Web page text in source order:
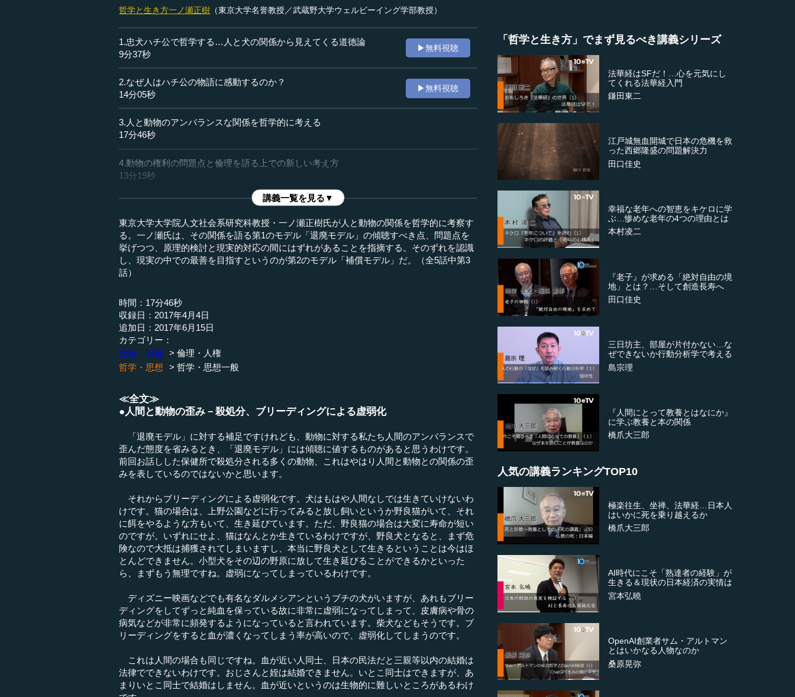
哲学と生き方一ノ瀬正樹 （東京大学名誉教授／武蔵野大学ウェルビーイング学部教授）
1.忠犬ハチ公で哲学する…人と犬の関係から見えてくる道徳論
9分37秒
▶無料視聴
2.なぜ人はハチ公の物語に感動するのか？
14分05秒
▶無料視聴
3.人と動物のアンバランスな関係を哲学的に考える
17分46秒
4.動物の権利の問題点と倫理を語る上での新しい考え方
13分19秒
講義一覧を見る▼
東京大学大学院人文社会系研究科教授・一ノ瀬正樹氏が人と動物の関係を哲学的に考察す
る。一ノ瀬氏は、その関係を語る第1のモデル「退廃モデル」の傾聴すべき点、問題点を
挙げつつ、原理的検討と現実的対応の間にはずれがあることを指摘する。そのずれを認識
し、現実の中での最善を目指すというのが第2のモデル「補償モデル」だ。（全5話中第3
話）
時間：17分46秒
収録日：2017年4月4日
追加日：2017年6月15日
カテゴリー：
社会・福祉
倫理・人権
哲学・思想
哲学・思想一般
≪全文≫
●人間と動物の歪み－殺処分、ブリーディングによる虚弱化
「退廃モデル」に対する補足ですけれども、動物に対する私たち人間のアンバランスで
歪んだ態度を省みるとき、「退廃モデル」には傾聴に値するものがあると思うわけです。
前回お話しした保健所で殺処分される多くの動物、これはやはり人間と動物との関係の歪
みを表しているのではないかと思います。
それからブリーディングによる虚弱化です。犬はもはや人間なしでは生きていけないわ
けです。猫の場合は、上野公園などに行ってみると放し飼いというか野良猫がいて、それ
に餌をやるような方もいて、生き延びています。ただ、野良猫の場合は大変に寿命が短い
のですが。いずれにせよ、猫はなんとか生きているわけですが、野良犬となると、まず危
険なので大抵は捕獲されてしまいますし、本当に野良犬として生きるということは今はほ
とんどできません。小型犬をその辺の野原に放して生き延びることができるかといった
ら、まずもう無理ですね。虚弱になってしまっているわけです。
ディズニー映画などでも有名なダルメシアンというブチの犬がいますが、あれもブリー
ディングをしてずっと純血を保っている故に非常に虚弱になってしまって、皮膚病や骨の
病気などが非常に頻発するようになっていると言われています。柴犬などもそうです。ブ
リーディングをすると血が濃くなってしまう率が高いので、虚弱化してしまうのです。
これは人間の場合も同じですね。血が近い人同士、日本の民法だと三親等以内の結婚は
法律でできないわけです。おじさんと姪は結婚できません。いとこ同士はできますが、あ
まりいとこ同士で結婚はしません。血が近いというのは生物的に難しいところがあるわけ
「哲学と生き方」でまず見るべき講義シリーズ
法華経はSFだ！…心を元気にし
てくれる法華経入門
鎌田東二
江戸城無血開城で日本の危機を救
った西郷隆盛の問題解決力
田口佳史
幸福な老年への智恵をキケロに学
ぶ…惨めな老年の4つの理由とは
本村凌二
『老子』が求める「絶対自由の境
地」とは？…そして創造長寿へ
田口佳史
三日坊主、部屋が片付かない…な
ぜできないか行動分析学で考える
島宗理
『人間にとって教養とはなにか』
に学ぶ教養と本の関係
橋爪大三郎
人気の講義ランキングTOP10
極楽往生、坐禅、法華経…日本人
はいかに死を乗り越えるか
橋爪大三郎
AI時代にこそ「熟達者の経験」が
生きる＆現状の日本経済の実情は
宮本弘曉
OpenAI創業者サム・アルトマン
とはいかなる人物なのか
桑原晃弥